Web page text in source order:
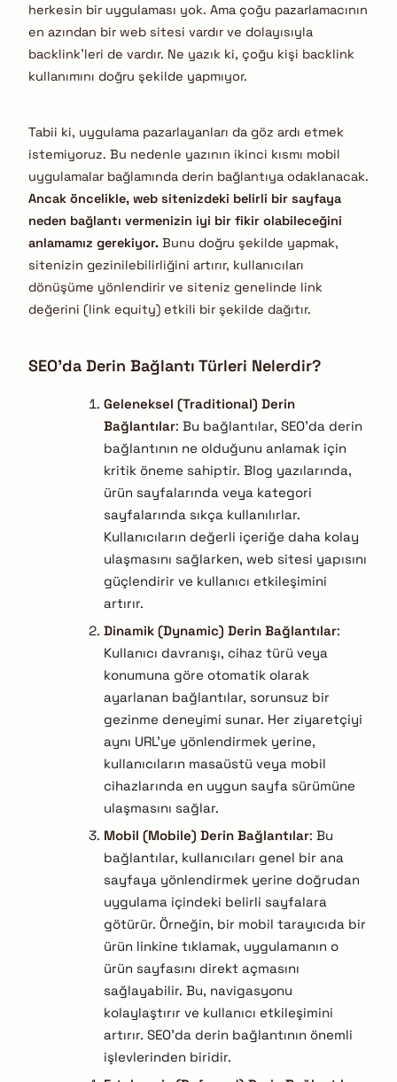
herkesin bir uygulaması yok. Ama çoğu pazarlamacının
en azından bir web sitesi vardır ve dolayısıyla
backlink’leri de vardır. Ne yazık ki, çoğu kişi backlink
kullanımını doğru şekilde yapmıyor.
Tabii ki, uygulama pazarlayanları da göz ardı etmek
istemiyoruz. Bu nedenle yazının ikinci kısmı mobil
uygulamalar bağlamında derin bağlantıya odaklanacak.
Ancak öncelikle, web sitenizdeki belirli bir sayfaya
neden bağlantı vermenizin iyi bir fikir olabileceğini
anlamamız gerekiyor. Bunu doğru şekilde yapmak,
sitenizin gezinilebilirliğini artırır, kullanıcıları
dönüşüme yönlendirir ve siteniz genelinde link
değerini (link equity) etkili bir şekilde dağıtır.
SEO’da Derin Bağlantı Türleri Nelerdir?
Geleneksel (Traditional) Derin
Bağlantılar: Bu bağlantılar, SEO’da derin
bağlantının ne olduğunu anlamak için
kritik öneme sahiptir. Blog yazılarında,
ürün sayfalarında veya kategori
sayfalarında sıkça kullanılırlar.
Kullanıcıların değerli içeriğe daha kolay
ulaşmasını sağlarken, web sitesi yapısını
güçlendirir ve kullanıcı etkileşimini
artırır.
Dinamik (Dynamic) Derin Bağlantılar:
Kullanıcı davranışı, cihaz türü veya
konumuna göre otomatik olarak
ayarlanan bağlantılar, sorunsuz bir
gezinme deneyimi sunar. Her ziyaretçiyi
aynı URL’ye yönlendirmek yerine,
kullanıcıların masaüstü veya mobil
cihazlarında en uygun sayfa sürümüne
ulaşmasını sağlar.
Mobil (Mobile) Derin Bağlantılar: Bu
bağlantılar, kullanıcıları genel bir ana
sayfaya yönlendirmek yerine doğrudan
uygulama içindeki belirli sayfalara
götürür. Örneğin, bir mobil tarayıcıda bir
ürün linkine tıklamak, uygulamanın o
ürün sayfasını direkt açmasını
sağlayabilir. Bu, navigasyonu
kolaylaştırır ve kullanıcı etkileşimini
artırır. SEO’da derin bağlantının önemli
işlevlerinden biridir.